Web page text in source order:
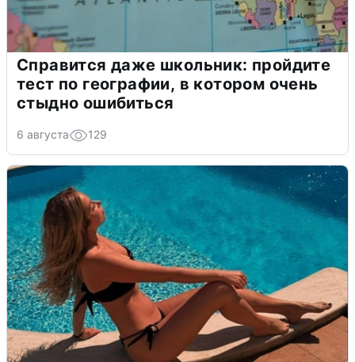
Справится даже школьник: пройдите
тест по географии, в котором очень
стыдно ошибиться
6 августа 129